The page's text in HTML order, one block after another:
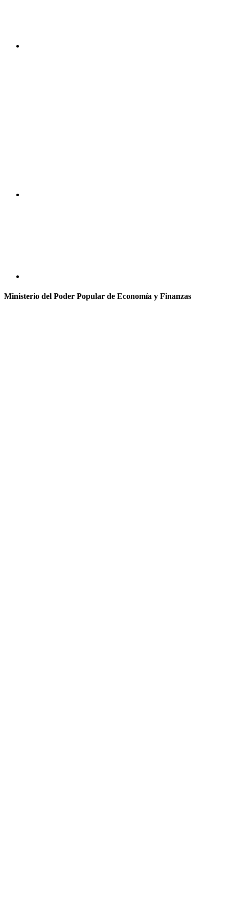
Ministerio del Poder Popular de Economía y Finanzas